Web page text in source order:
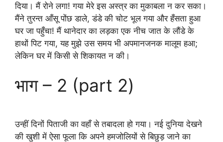
दिया। मैं रोने लगा! गया मेरे इस अस्त्र का मुकाबला न कर सका।
मैंने तुरन्त आँसू पोंछ डाले, डंडे की चोट भूल गया और हँसता हुआ
घर जा पहुँचा! मैं थानेदार का लड़का एक नीच जात के लौंडे के
हाथों पिट गया, यह मुझे उस समय भी अपमानजनक मालूम हआ;
लेकिन घर में किसी से शिकायत न की।
भाग – 2 (part 2)
उन्हीं दिनों पिताजी का वहाँ से तबादला हो गया। नई दुनिया देखने
की खुशी में ऐसा फूला कि अपने हमजोलियों से बिछुड़ जाने का